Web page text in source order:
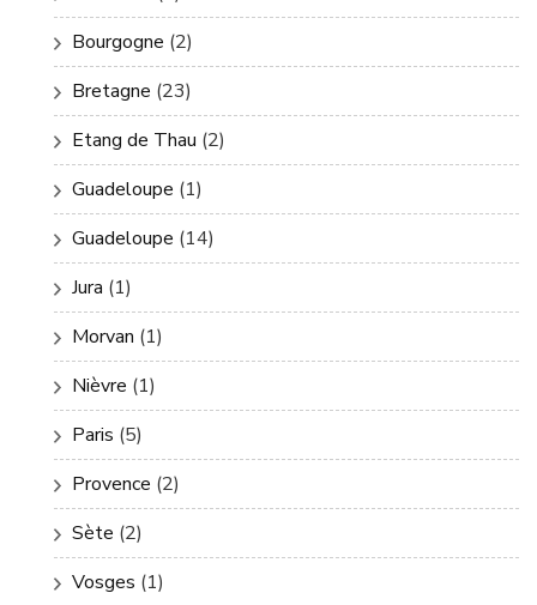
Bourgogne (2)
Bretagne (23)
Etang de Thau (2)
Guadeloupe (1)
Guadeloupe (14)
Jura (1)
Morvan (1)
Nièvre (1)
Paris (5)
Provence (2)
Sète (2)
Vosges (1)